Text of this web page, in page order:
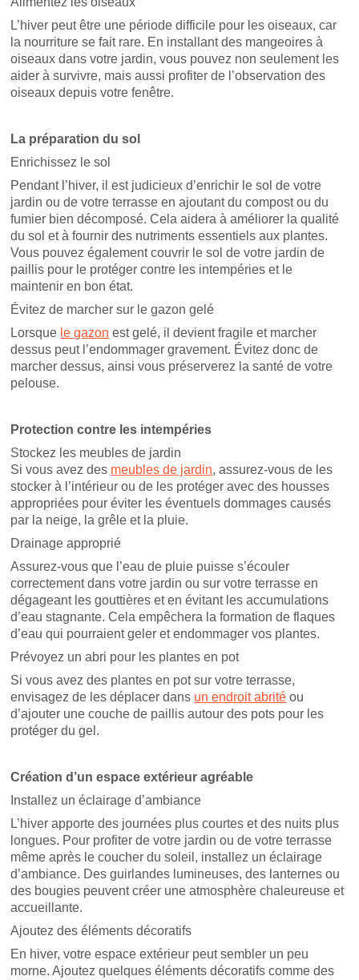
L’hiver peut être une période difficile pour les oiseaux, car
la nourriture se fait rare. En installant des mangeoires à
oiseaux dans votre jardin, vous pouvez non seulement les
aider à survivre, mais aussi profiter de l’observation des
oiseaux depuis votre fenêtre.
La préparation du sol
Enrichissez le sol
Pendant l’hiver, il est judicieux d’enrichir le sol de votre
jardin ou de votre terrasse en ajoutant du compost ou du
fumier bien décomposé. Cela aidera à améliorer la qualité
du sol et à fournir des nutriments essentiels aux plantes.
Vous pouvez également couvrir le sol de votre jardin de
paillis pour le protéger contre les intempéries et le
maintenir en bon état.
Évitez de marcher sur le gazon gelé
Lorsque le gazon est gelé, il devient fragile et marcher
dessus peut l’endommager gravement. Évitez donc de
marcher dessus, ainsi vous préserverez la santé de votre
pelouse.
Protection contre les intempéries
Stockez les meubles de jardin
Si vous avez des meubles de jardin, assurez-vous de les
stocker à l’intérieur ou de les protéger avec des housses
appropriées pour éviter les éventuels dommages causés
par la neige, la grêle et la pluie.
Drainage approprié
Assurez-vous que l’eau de pluie puisse s’écouler
correctement dans votre jardin ou sur votre terrasse en
dégageant les gouttières et en évitant les accumulations
d’eau stagnante. Cela empêchera la formation de flaques
d’eau qui pourraient geler et endommager vos plantes.
Prévoyez un abri pour les plantes en pot
Si vous avez des plantes en pot sur votre terrasse,
envisagez de les déplacer dans un endroit abrité ou
d’ajouter une couche de paillis autour des pots pour les
protéger du gel.
Création d’un espace extérieur agréable
Installez un éclairage d’ambiance
L’hiver apporte des journées plus courtes et des nuits plus
longues. Pour profiter de votre jardin ou de votre terrasse
même après le coucher du soleil, installez un éclairage
d’ambiance. Des guirlandes lumineuses, des lanternes ou
des bougies peuvent créer une atmosphère chaleureuse et
accueillante.
Ajoutez des éléments décoratifs
En hiver, votre espace extérieur peut sembler un peu
morne. Ajoutez quelques éléments décoratifs comme des